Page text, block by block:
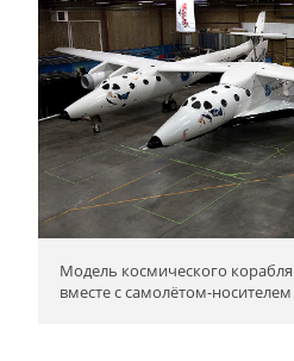
Модель космического корабля
вместе с самолётом-носителем